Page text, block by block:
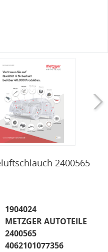
2400565
1904024
METZGER AUTOTEILE
2400565
4062101077356